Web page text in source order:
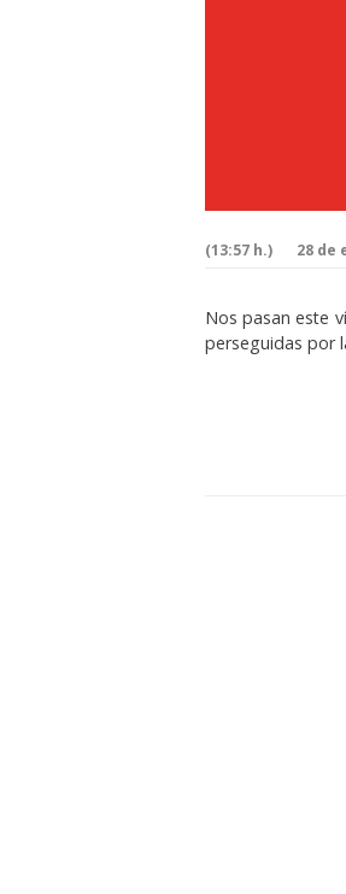
28 de
(13:57 h.)
Nos pasan este
perseguidas por